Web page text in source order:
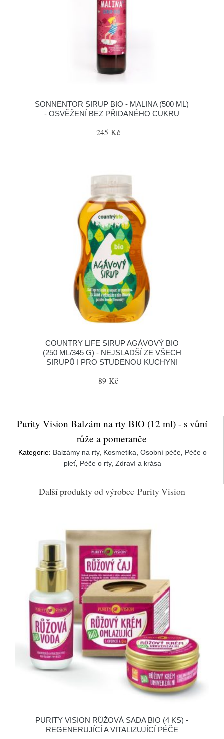
SONNENTOR SIRUP BIO - MALINA (500 ML)
- OSVĚŽENÍ BEZ PŘIDANÉHO CUKRU
245 Kč
COUNTRY LIFE SIRUP AGÁVOVÝ BIO
(250 ML/345 G) - NEJSLADŠÍ ZE VŠECH
SIRUPŮ I PRO STUDENOU KUCHYNI
89 Kč
Purity Vision Balzám na rty BIO (12 ml) - s vůní
růže a pomeranče
Kategorie: Balzámy na rty, Kosmetika Osobní péče, Péče o
pleť, Péče o rty, Zdraví a krása
Další produkty od výrobce Purity Vision
PURITY VISION RŮŽOVÁ SADA BIO (4 KS) -
REGENERUJÍCÍ A VITALIZUJÍCÍ PÉČE